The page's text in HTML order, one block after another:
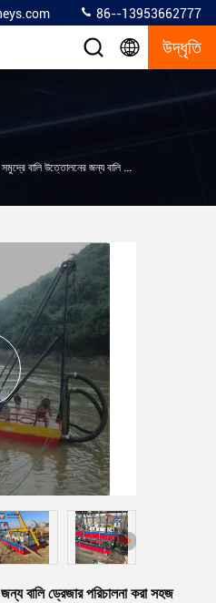
86--13953662777
উদ্ধৃতি
উত্তোলনের জন্য বালি ড্রেজার পরিচালনা করা সহজ
বালি ড্রেজার পরিচালনা করা সহজ